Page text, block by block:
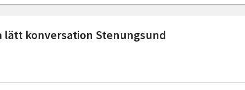
lätt konversation Stenungsund